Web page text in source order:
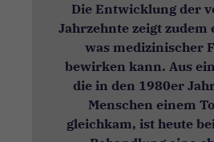
Die Entwicklung der
Jahrzehnte zeigt
was medizinischer
bewirken kann. Aus
die in den 1980er
Menschen einem
gleichkam, ist heute